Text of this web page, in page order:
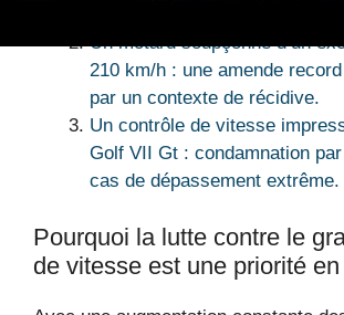
Un motard soupçonné d’un
210 km/h : une amende
par un contexte de récidive.
Un contrôle de vitesse
Golf VII Gt : condamnation
cas de dépassement extrême.
Pourquoi la lutte contre le
de vitesse est une priorité